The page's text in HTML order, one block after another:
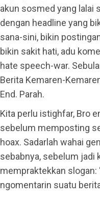
akun sosmed yang lalai
dengan headline yang
sana-sini, bikin
bikin sakit hati, adu
hate speech-war.
Berita Kemaren-
End. Parah.
Kita perlu istighfar, Bro
sebelum memposting
hoax. Sadarlah wahai
sebabnya, sebelum jadi
mempraktekkan slogan:
ngomentarin suatu